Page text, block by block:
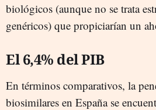
biológicos (aunque no se trata
genéricos) que propiciarían un
El 6,4% del PIB
En términos comparativos, la
biosimilares en España se